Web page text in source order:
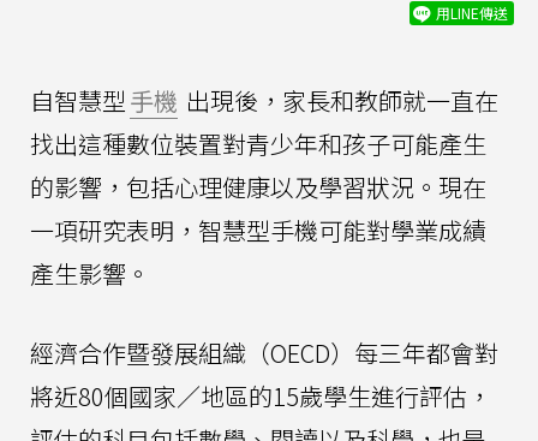
用LINE傳送
自智慧型 手機 出現後，家長和教師就一直在
找出這種數位裝置對青少年和孩子可能產生
的影響，包括心理健康以及學習狀況。現在
一項研究表明，智慧型手機可能對學業成績
產生影響。
經濟合作暨發展組織（OECD）每三年都會對
將近80個國家／地區的15歲學生進行評估，